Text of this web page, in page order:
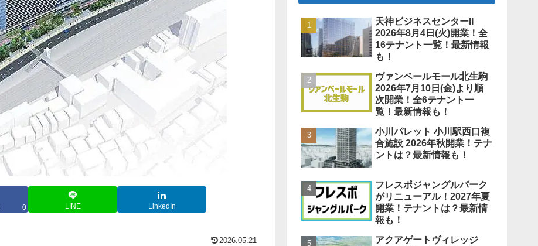
0 LINE LinkedIn
2026.05.21
天神ビジネスセンターII
2026年8月4日(火)開業！全
16テナント一覧！最新情報
も！
ヴァンベールモール北生駒
2026年7月10日(金)より順
次開業！全6テナント一
覧！最新情報も！
小川パレット 小川駅西口複
合施設 2026年秋開業！テナ
ントは？最新情報も！
フレスポジャングルパーク
がリニューアル！2027年夏
開業！テナントは？最新情
報も！
アクアゲートヴィレッジ